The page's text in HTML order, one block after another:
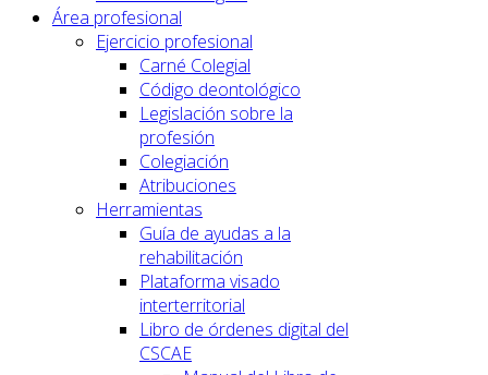
Área profesional
Ejercicio profesional
Carné Colegial
Código deontológico
Legislación sobre la
profesión
Colegiación
Atribuciones
Herramientas
Guía de ayudas a la
rehabilitación
Plataforma visado
interterritorial
Libro de órdenes digital del
CSCAE